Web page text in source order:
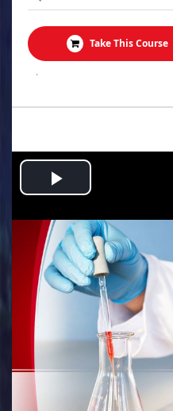
Take This Course
.
Play
Video